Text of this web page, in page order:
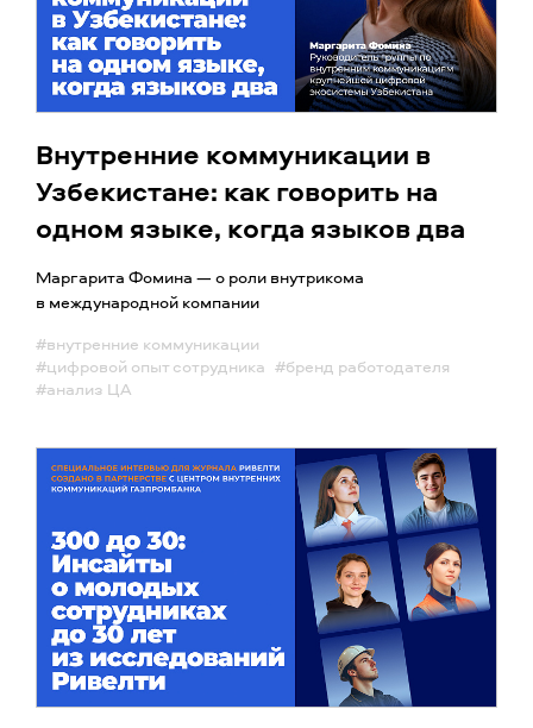
Внутренние коммуникации в
Узбекистане: как говорить на
одном языке, когда языков два
Маргарита Фомина — о роли внутрикома
в международной компании
#внутренние коммуникации
#цифровой опыт сотрудника #бренд работодателя
#анализ ЦА